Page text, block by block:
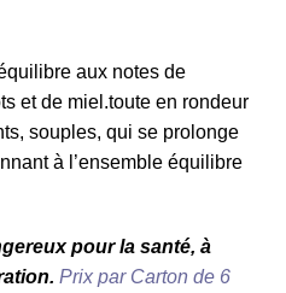
aux notes de
et de miel.toute en rondeur
souples, qui se prolonge
à l’ensemble équilibre
pour la santé, à
Prix par Carton de 6